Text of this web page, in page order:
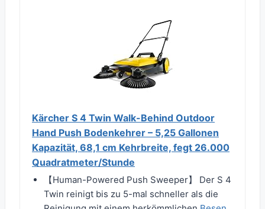
Kärcher S 4 Twin Walk-Behind Outdoor
Hand Push Bodenkehrer – 5,25 Gallonen
Kapazität, 68,1 cm Kehrbreite, fegt 26.000
Quadratmeter/Stunde
【Human-Powered Push Sweeper】 Der S 4
Twin reinigt bis zu 5-mal schneller als die